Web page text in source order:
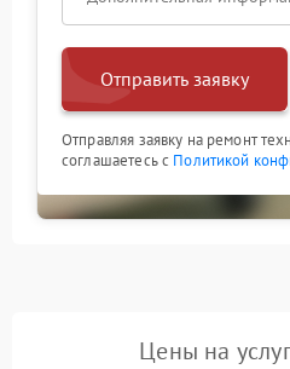
Отправить заявку
Отправляя заявку на ремонт
соглашаетесь с Политикой
Цены на